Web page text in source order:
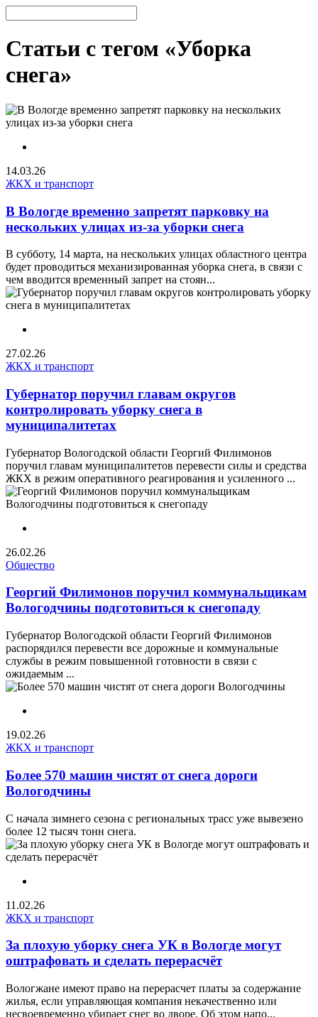
Статьи с тегом «Уборка
снега»
14.03.26
ЖКХ и транспорт
В Вологде временно запретят парковку на
нескольких улицах из-за уборки снега
В субботу, 14 марта, на нескольких улицах областного центра
будет проводиться механизированная уборка снега, в связи с
чем вводится временный запрет на стоян...
27.02.26
ЖКХ и транспорт
Губернатор поручил главам округов
контролировать уборку снега в
муниципалитетах
Губернатор Вологодской области Георгий Филимонов
поручил главам муниципалитетов перевести силы и средства
ЖКХ в режим оперативного реагирования и усиленного ...
26.02.26
Общество
Георгий Филимонов поручил коммунальщикам
Вологодчины подготовиться к снегопаду
Губернатор Вологодской области Георгий Филимонов
распорядился перевести все дорожные и коммунальные
службы в режим повышенной готовности в связи с
ожидаемым ...
19.02.26
ЖКХ и транспорт
Более 570 машин чистят от снега дороги
Вологодчины
С начала зимнего сезона с региональных трасс уже вывезено
более 12 тысяч тонн снега.
11.02.26
ЖКХ и транспорт
За плохую уборку снега УК в Вологде могут
оштрафовать и сделать перерасчёт
Вологжане имеют право на перерасчет платы за содержание
жилья, если управляющая компания некачественно или
несвоевременно убирает снег во дворе. Об этом напо...